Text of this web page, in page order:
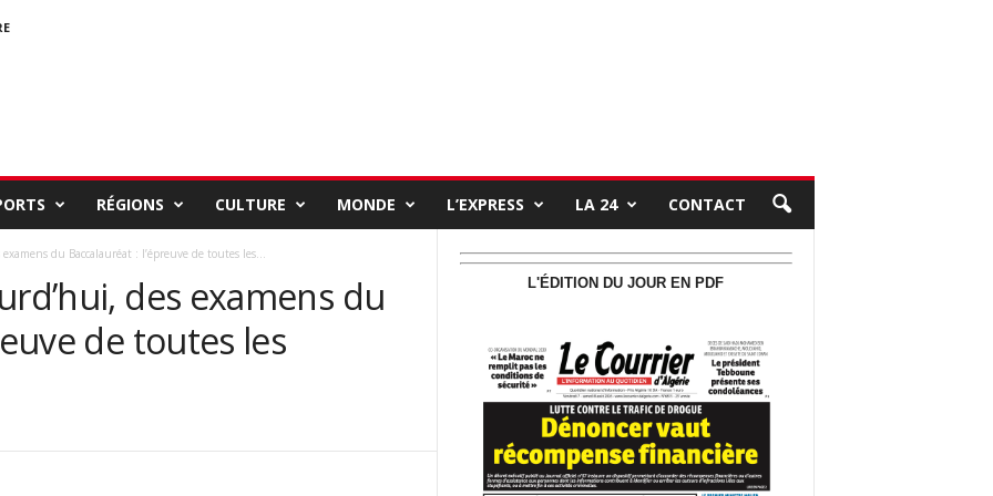
RÉGIONS CULTURE MONDE L’EXPRESS LA 24 CONTACT
du Baccalauréat : l’épreuve de toutes les...
des examens du
de toutes les
L'ÉDITION DU JOUR EN PDF